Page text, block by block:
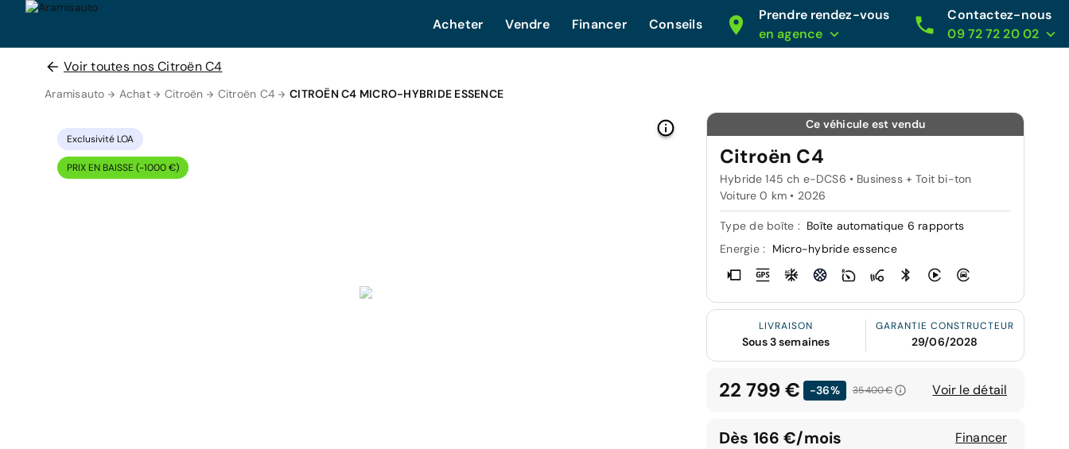
Acheter Vendre Financer Conseils
Prendre rendez-vous
en agence
Contactez-nous
09 72 72 20 02
Voir toutes nos Citroën C4
Aramisauto Achat Citroën Citroën C4 CITROËN C4 MICRO-HYBRIDE ESSENCE
Exclusivité LOA
PRIX EN BAISSE (-1000 €)
Ce véhicule est vendu
Citroën C4
Hybride 145 ch e-DCS6 • Business + Toit bi-ton
Voiture 0 km • 2026
Type de boîte : Boîte automatique 6 rapports
Energie :
Micro-hybride essence
LIVRAISON
Sous 3 semaines
GARANTIE CONSTRUCTEUR
29/06/2028
22 799 € -36% 35 400 € Voir le détail
Dès 166 €/mois Financer